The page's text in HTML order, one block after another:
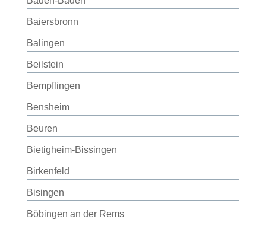
Baiersbronn
Balingen
Beilstein
Bempflingen
Bensheim
Beuren
Bietigheim-Bissingen
Birkenfeld
Bisingen
Böbingen an der Rems